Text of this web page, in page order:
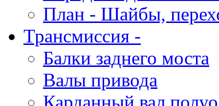
План - Шайбы,
Трансмиссия -
Балки заднего моста
Валы привода